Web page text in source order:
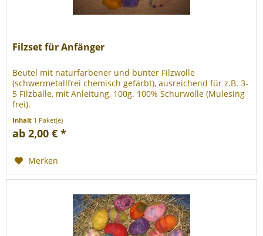
Filzset für Anfänger
Beutel mit naturfarbener und bunter Filzwolle
(schwermetallfrei chemisch gefärbt), ausreichend für z.B. 3-
5 Filzbälle, mit Anleitung, 100g. 100% Schurwolle (Mulesing
frei).
Inhalt 1 Paket(e)
ab 2,00 € *
Merken